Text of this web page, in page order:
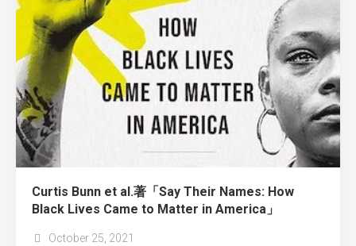
Curtis Bunn et al.著「Say Their Names: How
Black Lives Came to Matter in America」
October 25, 2021